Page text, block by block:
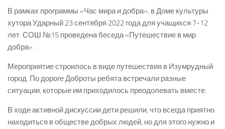
В рамках программы «Час мира и добра», в Доме культуры
хутора Ударный 23 сентября 2022 года для учащихся 7-12
лет СОШ №15 проведена беседа «Путешествие в мир
добра» .
Мероприятие строилось в виде путешествия в Изумрудный
город. По дороге Доброты ребята встречали разные
ситуации, которые им приходилось преодолевать вместе.
В ходе активной дискуссии дети решили, что всегда приятно
находиться в обществе добрых людей, но для этого нужно и